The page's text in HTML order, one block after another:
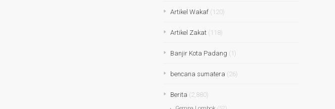
Artikel Wakaf (120)
Artikel Zakat (118)
Banjir Kota Padang (1)
bencana sumatera (26)
Berita (2,880)